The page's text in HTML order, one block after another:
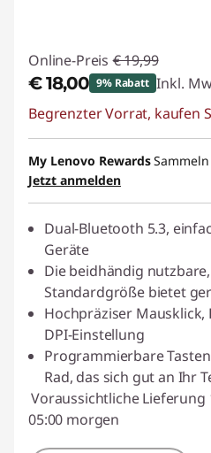
Online-Preis € 19,99
€ 18,00 9% Rabatt Inkl.
eCoupon-Rabatt :-€ 1,99
eCoupon :
Begrenzter Vorrat, kaufen
My Lenovo Rewards
Jetzt anmelden
Dual-Bluetooth 5.3,
Geräte
Die beidhändig
Standardgröße bietet
Hochpräziser Mausklick,
DPI-Einstellung
Programmierbare
Rad, das sich gut an Ihr
Voraussichtliche Lieferung
05:00 morgen